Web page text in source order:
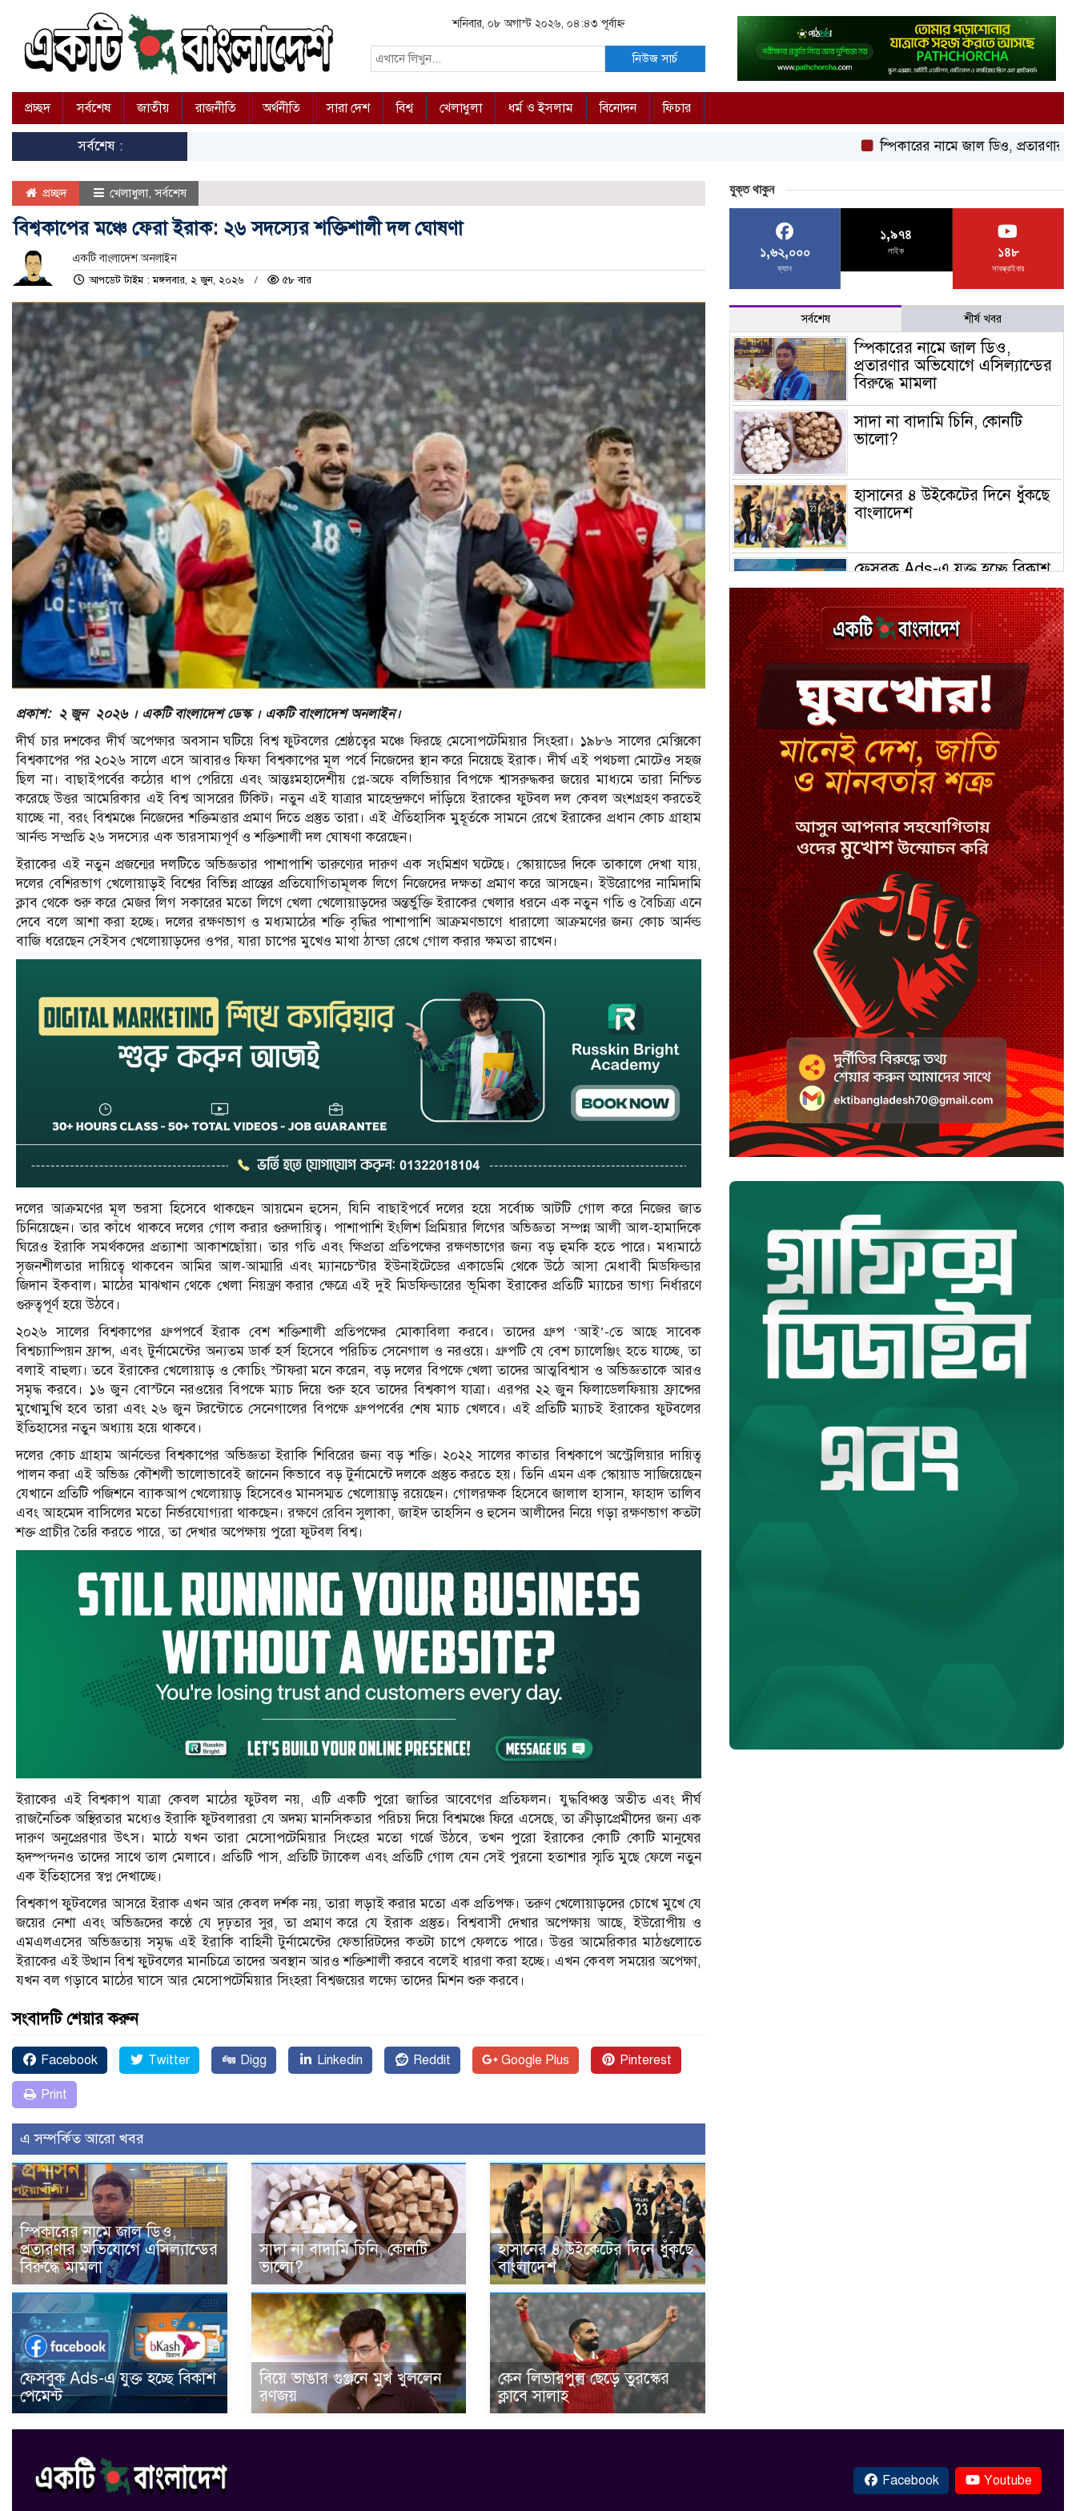
শনিবার, ০৮ অগাস্ট ২০২৬, ০৪:৪৩ পূর্বাহ্ন
নিউজ সার্চ
প্রচ্ছদ সর্বশেষ জাতীয় রাজনীতি অর্থনীতি সারা দেশ বিশ্ব খেলাধুলা ধর্ম ও ইসলাম বিনোদন ফিচার
সর্বশেষ : স্পিকারের নামে জাল ডিও, প্রতারণার অভিযোগে
প্রচ্ছদ খেলাধুলা,সর্বশেষ
বিশ্বকাপের মঞ্চে ফেরা ইরাক: ২৬ সদস্যের শক্তিশালী দল ঘোষণা
একটি বাংলাদেশ অনলাইন
আপডেট টাইম : মঙ্গলবার, ২ জুন, ২০২৬ ৫৮ বার
প্রকাশ: ২ জুন ২০২৬ । একটি বাংলাদেশ ডেস্ক । একটি বাংলাদেশ অনলাইন।
দীর্ঘ চার দশকের দীর্ঘ অপেক্ষার অবসান ঘটিয়ে বিশ্ব ফুটবলের শ্রেষ্ঠত্বের মঞ্চে ফিরছে মেসোপটেমিয়ার সিংহরা। ১৯৮৬ সালের মেক্সিকো
বিশ্বকাপের পর ২০২৬ সালে এসে আবারও ফিফা বিশ্বকাপের মূল পর্বে নিজেদের স্থান করে নিয়েছে ইরাক। দীর্ঘ এই পথচলা মোটেও সহজ
ছিল না। বাছাইপর্বের কঠোর ধাপ পেরিয়ে এবং আন্তঃমহাদেশীয় প্লে-অফে বলিভিয়ার বিপক্ষে শ্বাসরুদ্ধকর জয়ের মাধ্যমে তারা নিশ্চিত
করেছে উত্তর আমেরিকার এই বিশ্ব আসরের টিকিট। নতুন এই যাত্রার মাহেন্দ্রক্ষণে দাঁড়িয়ে ইরাকের ফুটবল দল কেবল অংশগ্রহণ করতেই
যাচ্ছে না, বরং বিশ্বমঞ্চে নিজেদের শক্তিমত্তার প্রমাণ দিতে প্রস্তুত তারা। এই ঐতিহাসিক মুহূর্তকে সামনে রেখে ইরাকের প্রধান কোচ গ্রাহাম
আর্নল্ড সম্প্রতি ২৬ সদস্যের এক ভারসাম্যপূর্ণ ও শক্তিশালী দল ঘোষণা করেছেন।
ইরাকের এই নতুন প্রজন্মের দলটিতে অভিজ্ঞতার পাশাপাশি তারুণ্যের দারুণ এক সংমিশ্রণ ঘটেছে। স্কোয়াডের দিকে তাকালে দেখা যায়,
দলের বেশিরভাগ খেলোয়াড়ই বিশ্বের বিভিন্ন প্রান্তের প্রতিযোগিতামূলক লিগে নিজেদের দক্ষতা প্রমাণ করে আসছেন। ইউরোপের নামিদামি
ক্লাব থেকে শুরু করে মেজর লিগ সকারের মতো লিগে খেলা খেলোয়াড়দের অন্তর্ভুক্তি ইরাকের খেলার ধরনে এক নতুন গতি ও বৈচিত্র্য এনে
দেবে বলে আশা করা হচ্ছে। দলের রক্ষণভাগ ও মধ্যমাঠের শক্তি বৃদ্ধির পাশাপাশি আক্রমণভাগে ধারালো আক্রমণের জন্য কোচ আর্নল্ড
বাজি ধরেছেন সেইসব খেলোয়াড়দের ওপর, যারা চাপের মুখেও মাথা ঠান্ডা রেখে গোল করার ক্ষমতা রাখেন।
দলের আক্রমণের মূল ভরসা হিসেবে থাকছেন আয়মেন হুসেন, যিনি বাছাইপর্বে দলের হয়ে সর্বোচ্চ আটটি গোল করে নিজের জাত
চিনিয়েছেন। তার কাঁধে থাকবে দলের গোল করার গুরুদায়িত্ব। পাশাপাশি ইংলিশ প্রিমিয়ার লিগের অভিজ্ঞতা সম্পন্ন আলী আল-হামাদিকে
ঘিরেও ইরাকি সমর্থকদের প্রত্যাশা আকাশছোঁয়া। তার গতি এবং ক্ষিপ্রতা প্রতিপক্ষের রক্ষণভাগের জন্য বড় হুমকি হতে পারে। মধ্যমাঠে
সৃজনশীলতার দায়িত্বে থাকবেন আমির আল-আম্মারি এবং ম্যানচেস্টার ইউনাইটেডের একাডেমি থেকে উঠে আসা মেধাবী মিডফিল্ডার
জিদান ইকবাল। মাঠের মাঝখান থেকে খেলা নিয়ন্ত্রণ করার ক্ষেত্রে এই দুই মিডফিল্ডারের ভূমিকা ইরাকের প্রতিটি ম্যাচের ভাগ্য নির্ধারণে
গুরুত্বপূর্ণ হয়ে উঠবে।
২০২৬ সালের বিশ্বকাপের গ্রুপপর্বে ইরাক বেশ শক্তিশালী প্রতিপক্ষের মোকাবিলা করবে। তাদের গ্রুপ ‘আই’-তে আছে সাবেক
বিশ্বচ্যাম্পিয়ন ফ্রান্স, এবং টুর্নামেন্টের অন্যতম ডার্ক হর্স হিসেবে পরিচিত সেনেগাল ও নরওয়ে। গ্রুপটি যে বেশ চ্যালেঞ্জিং হতে যাচ্ছে, তা
বলাই বাহুল্য। তবে ইরাকের খেলোয়াড় ও কোচিং স্টাফরা মনে করেন, বড় দলের বিপক্ষে খেলা তাদের আত্মবিশ্বাস ও অভিজ্ঞতাকে আরও
সমৃদ্ধ করবে। ১৬ জুন বোস্টনে নরওয়ের বিপক্ষে ম্যাচ দিয়ে শুরু হবে তাদের বিশ্বকাপ যাত্রা। এরপর ২২ জুন ফিলাডেলফিয়ায় ফ্রান্সের
মুখোমুখি হবে তারা এবং ২৬ জুন টরন্টোতে সেনেগালের বিপক্ষে গ্রুপপর্বের শেষ ম্যাচ খেলবে। এই প্রতিটি ম্যাচই ইরাকের ফুটবলের
ইতিহাসের নতুন অধ্যায় হয়ে থাকবে।
দলের কোচ গ্রাহাম আর্নল্ডের বিশ্বকাপের অভিজ্ঞতা ইরাকি শিবিরের জন্য বড় শক্তি। ২০২২ সালের কাতার বিশ্বকাপে অস্ট্রেলিয়ার দায়িত্ব
পালন করা এই অভিজ্ঞ কৌশলী ভালোভাবেই জানেন কিভাবে বড় টুর্নামেন্টে দলকে প্রস্তুত করতে হয়। তিনি এমন এক স্কোয়াড সাজিয়েছেন
যেখানে প্রতিটি পজিশনে ব্যাকআপ খেলোয়াড় হিসেবেও মানসম্মত খেলোয়াড় রয়েছেন। গোলরক্ষক হিসেবে জালাল হাসান, ফাহাদ তালিব
এবং আহমেদ বাসিলের মতো নির্ভরযোগ্যরা থাকছেন। রক্ষণে রেবিন সুলাকা, জাইদ তাহসিন ও হুসেন আলীদের নিয়ে গড়া রক্ষণভাগ কতটা
শক্ত প্রাচীর তৈরি করতে পারে, তা দেখার অপেক্ষায় পুরো ফুটবল বিশ্ব।
ইরাকের এই বিশ্বকাপ যাত্রা কেবল মাঠের ফুটবল নয়, এটি একটি পুরো জাতির আবেগের প্রতিফলন। যুদ্ধবিধ্বস্ত অতীত এবং দীর্ঘ
রাজনৈতিক অস্থিরতার মধ্যেও ইরাকি ফুটবলাররা যে অদম্য মানসিকতার পরিচয় দিয়ে বিশ্বমঞ্চে ফিরে এসেছে, তা ক্রীড়াপ্রেমীদের জন্য এক
দারুণ অনুপ্রেরণার উৎস। মাঠে যখন তারা মেসোপটেমিয়ার সিংহের মতো গর্জে উঠবে, তখন পুরো ইরাকের কোটি কোটি মানুষের
হৃদস্পন্দনও তাদের সাথে তাল মেলাবে। প্রতিটি পাস, প্রতিটি ট্যাকেল এবং প্রতিটি গোল যেন সেই পুরনো হতাশার স্মৃতি মুছে ফেলে নতুন
এক ইতিহাসের স্বপ্ন দেখাচ্ছে।
বিশ্বকাপ ফুটবলের আসরে ইরাক এখন আর কেবল দর্শক নয়, তারা লড়াই করার মতো এক প্রতিপক্ষ। তরুণ খেলোয়াড়দের চোখে মুখে যে
জয়ের নেশা এবং অভিজ্ঞদের কণ্ঠে যে দৃঢ়তার সুর, তা প্রমাণ করে যে ইরাক প্রস্তুত। বিশ্ববাসী দেখার অপেক্ষায় আছে, ইউরোপীয় ও
এমএলএসের অভিজ্ঞতায় সমৃদ্ধ এই ইরাকি বাহিনী টুর্নামেন্টের ফেভারিটদের কতটা চাপে ফেলতে পারে। উত্তর আমেরিকার মাঠগুলোতে
ইরাকের এই উত্থান বিশ্ব ফুটবলের মানচিত্রে তাদের অবস্থান আরও শক্তিশালী করবে বলেই ধারণা করা হচ্ছে। এখন কেবল সময়ের অপেক্ষা,
যখন বল গড়াবে মাঠের ঘাসে আর মেসোপটেমিয়ার সিংহরা বিশ্বজয়ের লক্ষ্যে তাদের মিশন শুরু করবে।
সংবাদটি শেয়ার করুন
Facebook Twitter Digg Linkedin Reddit Google Plus Pinterest
Print
এ সম্পর্কিত আরো খবর
স্পিকারের নামে জাল ডিও,
প্রতারণার অভিযোগে এসিল্যান্ডের
বিরুদ্ধে মামলা
সাদা না বাদামি চিনি, কোনটি
ভালো?
হাসানের ৪ উইকেটের দিনে ধুঁকছে
বাংলাদেশ
ফেসবুক Ads-এ যুক্ত হচ্ছে বিকাশ
পেমেন্ট
বিয়ে ভাঙার গুঞ্জনে মুখ খুললেন
রণজয়
কেন লিভারপুল ছেড়ে তুরস্কের
ক্লাবে সালাহ
যুক্ত থাকুন
১,৬২,০০০
ফ্যান
১,৯৭৪
লাইক ১৪৮
সাবস্ক্রাইবার
সর্বশেষ শীর্ষ খবর
স্পিকারের নামে জাল ডিও,
প্রতারণার অভিযোগে এসিল্যান্ডের
বিরুদ্ধে মামলা
সাদা না বাদামি চিনি, কোনটি
ভালো?
হাসানের ৪ উইকেটের দিনে ধুঁকছে
বাংলাদেশ
ফেসবুক Ads-এ যুক্ত হচ্ছে বিকাশ
পেমেন্ট
বিয়ে ভাঙার গুঞ্জনে মুখ খুললেন
রণজয়
কেন লিভারপুল ছেড়ে তুরস্কের ক্লাবে
সালাহ
কপিল শর্মার অডিশনে বাদ পড়ার
সেই গল্প
যুক্তরাজ্যে সামাজিকমাধ্যমের
কারফিউ মানছে না কিশোররা
কটাক্ষ আর বিদ্রূপে জমে উঠেছে
ভ্যান্সের রাজনীতি
সৌদি আরবে হুতি হামলায় শিশুসহ
আহত ১১
Facebook Youtube